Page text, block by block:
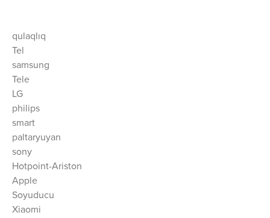
qulaqlıq
Tel
samsung
Tele
LG
philips
smart
paltaryuyan
sony
Hotpoint-Ariston
Apple
Soyuducu
Xiaomi